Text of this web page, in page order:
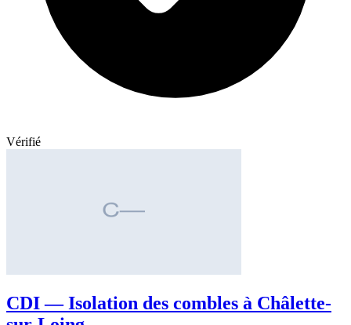
Vérifié
CDI — Isolation des combles à Châlette-